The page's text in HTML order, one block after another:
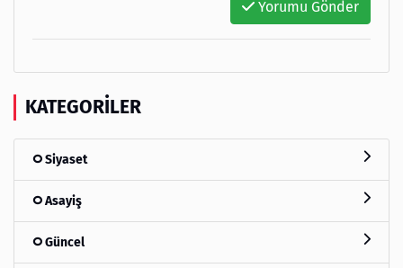
Yorumu Gönder
KATEGORILER
Siyaset
Asayiş
Güncel